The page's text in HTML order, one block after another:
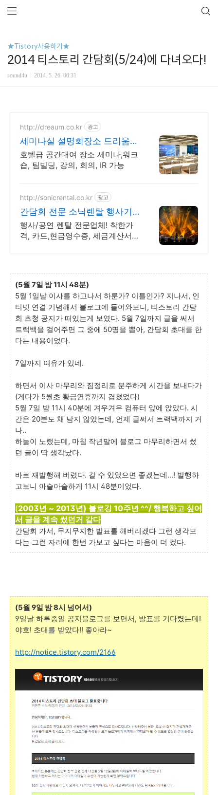
★Tistory사용하기★
2014 티스토리 간담회(5/24)에 다녀오다!
sound4u 2014. 5. 26. 00:31
http://dreaum.co.kr 광고
세미나실 설명회장소 드리움
무제한 무료 부대 시설 혜택
호텔급 공간대여 장소 세미나,워크
숍, 팀빌딩, 강의, 회의, IR 가능
http://sonicrental.co.kr 광고
간담회 전문 소닉렌탈 행사기
획과 행사장비 선두주자
행사/공연 렌탈 전문업체! 착한가
격, 카드,현금영수증, 세금계산서
(5월 7일 밤 11시 48분)
5월 1일날 이사를 하고나서 하룬가? 이틀인가? 지나서, 인
터넷 연결 기념해서 블로그에 들어와보니, 티스토리 간담
회 초청 공지가 떠있는게 보였다. 5월 7일까지 글을 써서
트랙백을 걸어주면 그 중에 50명을 뽑아, 간담회 초대를 한
다는 내용이었다.
7일까지 여유가 있네.
하면서 이사 마무리와 짐정리로 분주하게 시간을 보내다가
(게다가 5월초 황금연휴까지 겹쳤었다)
5월 7일 밤 11시 40분에 겨우겨우 컴퓨터 앞에 앉았다. 시
간은 20분도 채 남지 않았는데, 언제 글써서 트랙백까지 거
나..
하늘이 노랬는데, 마침 작년말에 블로그 마무리하면서 썼
던 글이 딱 생각났다.
바로 재발행해 버렸다. 갈 수 있었으면 좋겠는데...! 발행하
고보니 아슬아슬하게 11시 48분이었다.
(2003년 ~ 2013년) 블로깅 10주년 ^^/ 행복하고 싶어
서 글을 계속 썼던거 같다
간담회 가서, 무지무지한 발표를 해버리겠다 그런 생각보
다는 그런 자리에 한번 가보고 싶다는 마음이 더 컸다.
(5월 9일 밤 8시 넘어서)
9일날 하루종일 공지블로그를 보면서, 발표를 기다렸는데!
야호! 초대를 받았다!! 좋아라~
http://notice.tistory.com/2166